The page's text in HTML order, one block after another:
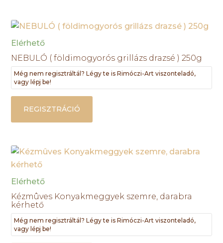
Elérhető
NEBULÓ ( földimogyorós grillázs drazsé ) 250g
Még nem regisztráltál? Légy te is Rimóczi-Art viszonteladó,
vagy lépj be!
REGISZTRÁCIÓ
Elérhető
Kézmûves Konyakmeggyek szemre, darabra
kérhető
Még nem regisztráltál? Légy te is Rimóczi-Art viszonteladó,
vagy lépj be!